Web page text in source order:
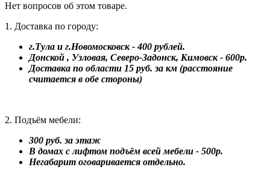
Нет вопросов об этом товаре.
1. Доставка по городу:
г.Тула и г.Новомосковск - 400 рублей.
Донской , Узловая, Северо-Задонск, Кимовск - 600р.
Доставка по области 15 руб. за км (расстояние
считается в обе стороны)
2. Подъём мебели:
300 руб. за этаж
В домах с лифтом подъём всей мебели - 500р.
Негабарит оговаривается отдельно.